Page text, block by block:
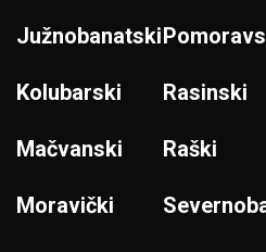
Južnobanatski
Kolubarski
Mačvanski
Moravički
Rasinski
Raški